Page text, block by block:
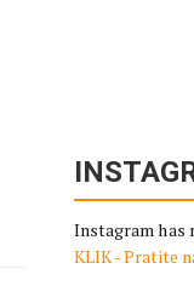
Instagram has
KLIK - Pratite